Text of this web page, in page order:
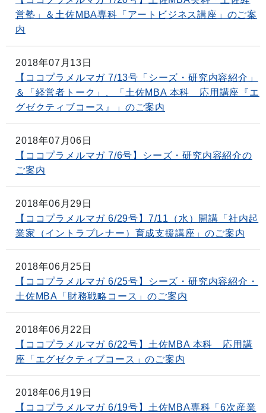
営塾」＆土佐MBA専科「アートビジネス講座」のご案
内
2018年07月13日
【ココプラメルマガ 7/13号「シーズ・研究内容紹介」
＆「経営者トーク」、「土佐MBA 本科 応用講座『エ
グゼクティブコース』」のご案内
2018年07月06日
【ココプラメルマガ 7/6号】シーズ・研究内容紹介の
ご案内
2018年06月29日
【ココプラメルマガ 6/29号】7/11（水）開講「社内起
業家（イントラプレナー）育成支援講座」のご案内
2018年06月25日
【ココプラメルマガ 6/25号】シーズ・研究内容紹介・
土佐MBA「財務戦略コース」のご案内
2018年06月22日
【ココプラメルマガ 6/22号】土佐MBA 本科 応用講
座「エグゼクティブコース」のご案内
2018年06月19日
【ココプラメルマガ 6/19号】土佐MBA専科「6次産業